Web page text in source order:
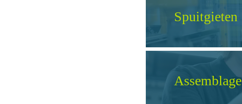
Spuitgieten
Assemblage